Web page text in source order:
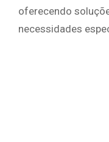
oferecendo
necessidades